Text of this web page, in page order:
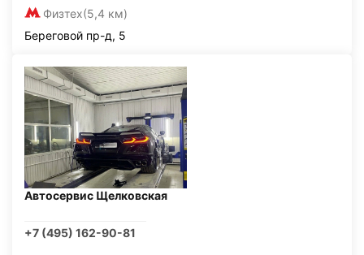
Физтех(5,4 км)
Береговой пр-д, 5
Автосервис Щелковская
+7 (495) 162-90-81